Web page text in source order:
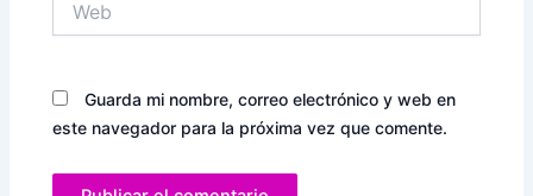
Guarda mi nombre, correo electrónico y web en
este navegador para la próxima vez que comente.